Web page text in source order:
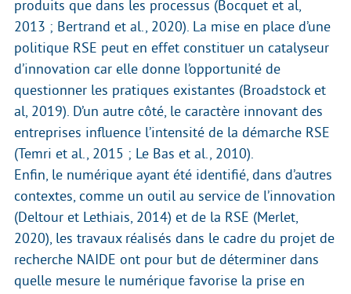
produits que dans les processus (Bocquet et al,
2013 ; Bertrand et al., 2020). La mise en place d’une
politique RSE peut en effet constituer un catalyseur
d’innovation car elle donne l’opportunité de
questionner les pratiques existantes (Broadstock et
al, 2019). D’un autre côté, le caractère innovant des
entreprises influence l’intensité de la démarche RSE
(Temri et al., 2015 ; Le Bas et al., 2010).
Enfin, le numérique ayant été identifié, dans d’autres
contextes, comme un outil au service de l’innovation
(Deltour et Lethiais, 2014) et de la RSE (Merlet,
2020), les travaux réalisés dans le cadre du projet de
recherche NAIDE ont pour but de déterminer dans
quelle mesure le numérique favorise la prise en